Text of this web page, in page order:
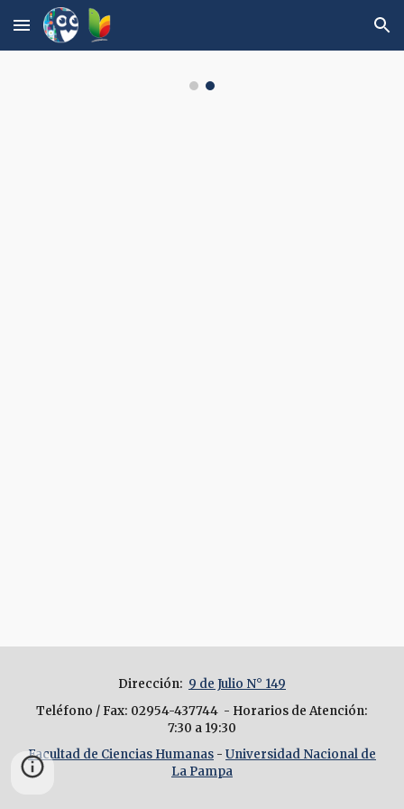
Skip to main content Skip to navigation
Dirección: 9 de Julio N° 149
Teléfono / Fax: 02954-437744 - Horarios de Atención:
7:30 a 19:30
Facultad de Ciencias Humanas - Universidad Nacional de
La Pampa